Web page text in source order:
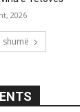
2026
shumë